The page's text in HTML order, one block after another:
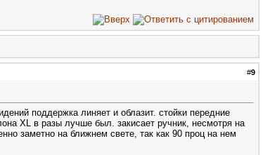
#9
поддержка линяет и облазит. стойки передние
XL в разы лучше был. закисает ручник, несмотря на
заметно на ближнем свете, так как 90 проц на нем